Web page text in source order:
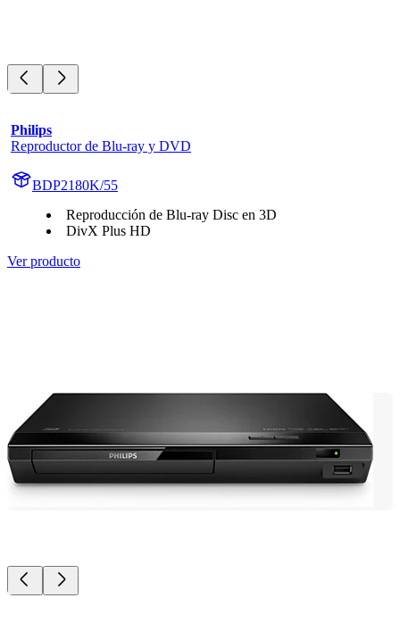
Philips
Reproductor de Blu-ray y DVD
BDP2180K/55
Reproducción de Blu-ray Disc en 3D
DivX Plus HD
Ver producto